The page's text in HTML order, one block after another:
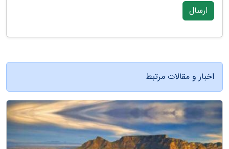
ارسال
اخبار و مقالات مرتبط